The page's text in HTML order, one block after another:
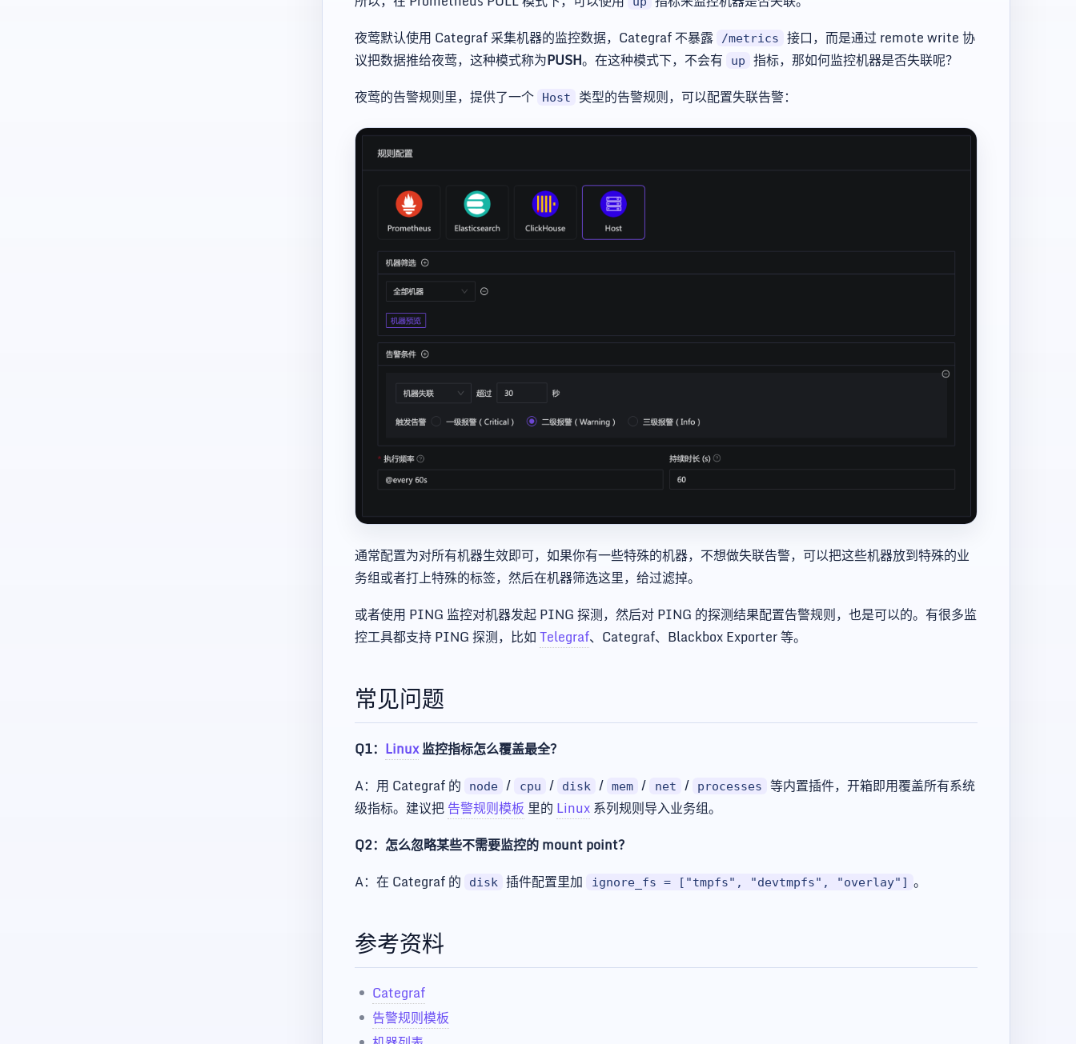
夜莺默认使用 Categraf 采集机器的监控数据，Categraf 不暴露
/metrics
接口，而是通过 remote write 协
议把数据推给夜莺，这种模式称为PUSH。在这种模式下，不会有 up
指标，那如何监控机器是否失联呢？
夜莺的告警规则里，提供了一个
Host 类型的告警规则，可以配置失联告警：
通常配置为对所有机器生效即可，如果你有一些特殊的机器，不想做失联告警，可以把这些机器放到特殊的业
务组或者打上特殊的标签，然后在机器筛选这里，给过滤掉。
或者使用 PING 监控对机器发起 PING 探测，然后对 PING 的探测结果配置告警规则，也是可以的。有很多监
控工具都支持 PING 探测，比如Telegraf、Categraf、Blackbox Exporter 等。
常见问题
Q1： Linux监控指标怎么覆盖最全？
A：用 Categraf 的
node / cpu / disk / mem / net / processes
等内置插件，开箱即用覆盖所有系统
级指标。建议把告警规则模板里的 Linux系列规则导入业务组。
Q2：怎么忽略某些不需要监控的 mount point？
A：在 Categraf 的
disk 插件配置里加 ignore_fs = ["tmpfs", "devtmpfs", "overlay"] 。
参考资料
Categraf
告警规则模板